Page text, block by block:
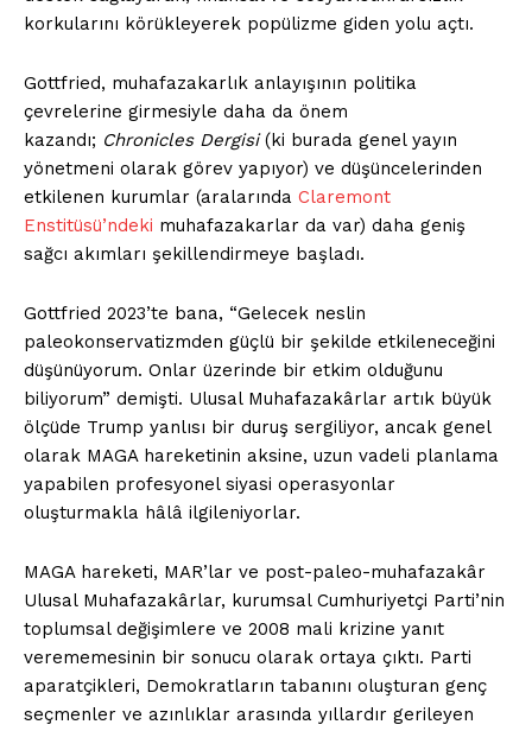
Kurumsal
Hakkımızda
Gizlilik Politikası
Hesabım
Planlar
İLGİLİ YAZI : Viktor Orbán'ın Macar modeli çöktü
korkularını körükleyerek popülizme giden yolu açtı.
Gottfried, muhafazakarlık anlayışının politika
çevrelerine girmesiyle daha da önem
kazandı; Chronicles Dergisi(ki burada genel yayın
yönetmeni olarak görev yapıyor) ve düşüncelerinden
etkilenen kurumlar (aralarında Claremont
Enstitüsü’ndeki muhafazakarlar da var) daha geniş
sağcı akımları şekillendirmeye başladı.
Gottfried 2023’te bana, “Gelecek neslin
paleokonservatizmden güçlü bir şekilde etkileneceğini
düşünüyorum. Onlar üzerinde bir etkim olduğunu
biliyorum” demişti. Ulusal Muhafazakârlar artık büyük
ölçüde Trump yanlısı bir duruş sergiliyor, ancak genel
olarak MAGA hareketinin aksine, uzun vadeli planlama
yapabilen profesyonel siyasi operasyonlar
oluşturmakla hâlâ ilgileniyorlar.
MAGA hareketi, MAR’lar ve post-paleo-muhafazakâr
Ulusal Muhafazakârlar, kurumsal Cumhuriyetçi Parti’nin
toplumsal değişimlere ve 2008 mali krizine yanıt
verememesinin bir sonucu olarak ortaya çıktı. Parti
aparatçikleri, Demokratların tabanını oluşturan genç
seçmenler ve azınlıklar arasında yıllardır gerileyen